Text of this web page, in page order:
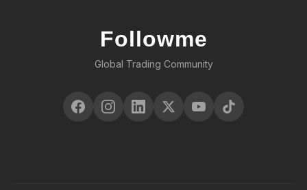
Followme
Global Trading Community